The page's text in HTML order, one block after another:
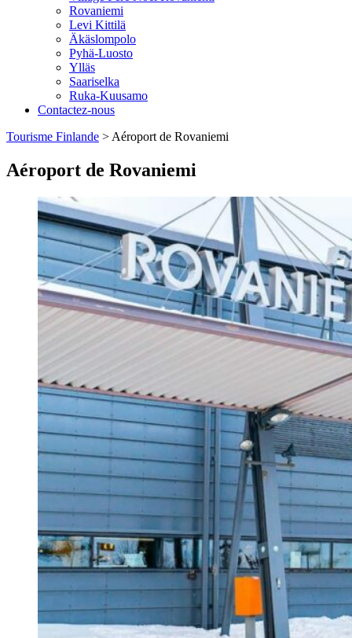
Rovaniemi
Levi Kittilä
Äkäslompolo
Pyhä-Luosto
Ylläs
Saariselka
Ruka-Kuusamo
Contactez-nous
Tourisme Finlande > Aéroport de Rovaniemi
Aéroport de Rovaniemi